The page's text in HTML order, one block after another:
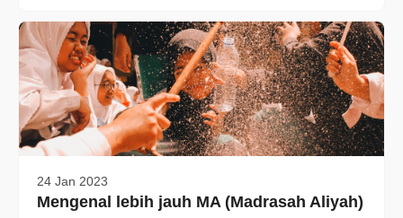
24 Jan 2023
Mengenal lebih jauh MA (Madrasah Aliyah)